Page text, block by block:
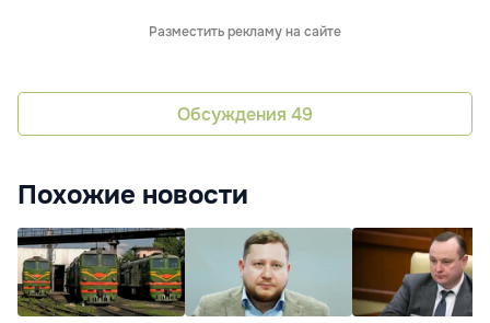
Разместить рекламу на сайте
Обсуждения 49
Похожие новости